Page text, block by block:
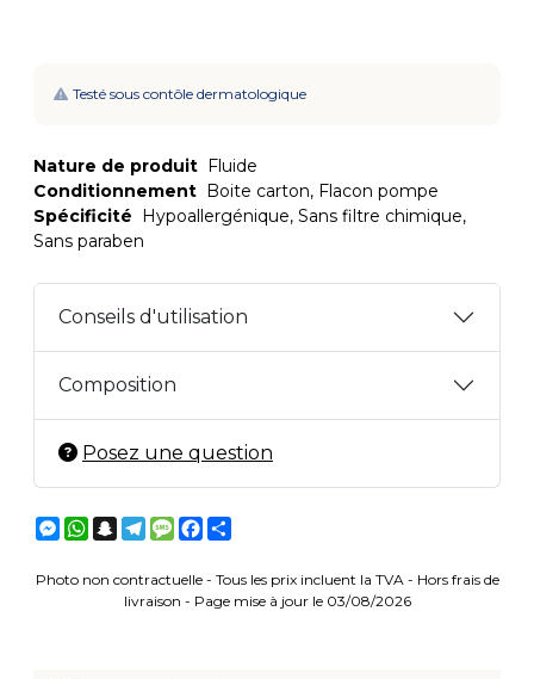
Testé sous contôle dermatologique
Nature de produit Fluide
Conditionnement Boite carton, Flacon pompe
Spécificité Hypoallergénique, Sans filtre chimique,
Sans paraben
Conseils d'utilisation
Composition
Posez une question
Messenger
WhatsApp
Snapchat
Telegram
MessageFacebook
Photo non contractuelle - Tous les prix incluent la TVA - Hors frais de
livraison - Page mise à jour le 03/08/2026